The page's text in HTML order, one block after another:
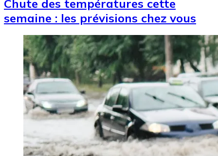
Chute des températures cette
semaine : les prévisions chez vous
Image